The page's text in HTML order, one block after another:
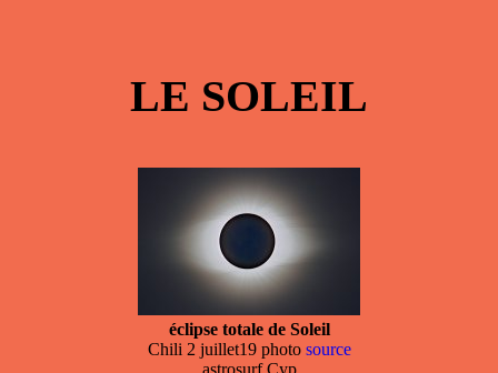
LE SOLEIL
éclipse totale de Soleil
Chili 2 juillet19 photo source
astrosurf Cyp